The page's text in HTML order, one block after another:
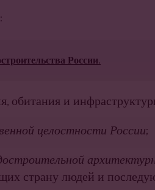
России.
обитания и
целостности России;
страну людей и